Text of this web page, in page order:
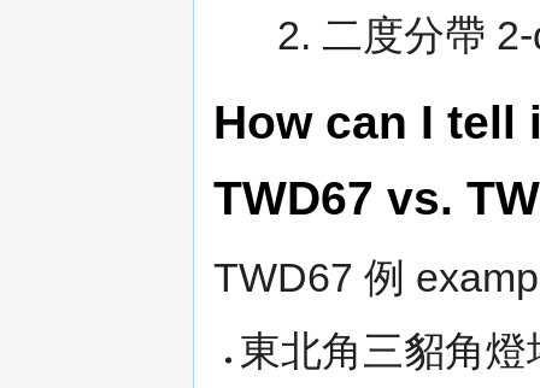
二度分帶
How can I tell
TWD67 vs.
TWD67 例
東北角三貂角